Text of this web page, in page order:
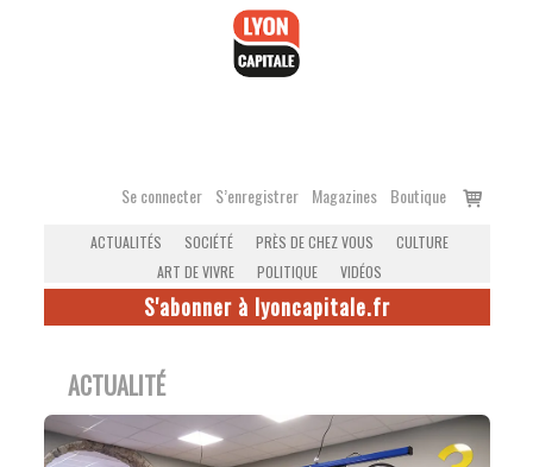
Se connecter S’enregistrer Magazines Boutique
Voir
ACTUALITÉS SOCIÉTÉ PRÈS DE CHEZ VOUS
CULTURE
ART DE VIVRE
POLITIQUE VIDÉOS
S'abonner à lyoncapitale.fr
ACTUALITÉ